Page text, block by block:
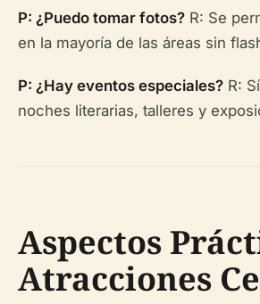
P: ¿Puedo tomar fotos? R: Se
en la mayoría de las áreas sin
P: ¿Hay eventos especiales? R:
noches literarias, talleres y
Aspectos
Atracciones